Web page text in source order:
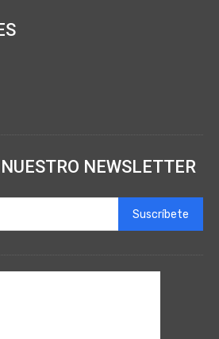
NEWSLETTER
Suscríbete